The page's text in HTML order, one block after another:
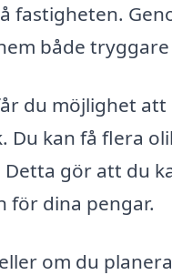
fastigheten.
både
du möjlighet
kan få flera
gör att du
för dina pengar.
om du